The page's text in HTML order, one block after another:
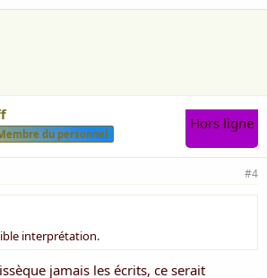
du personnel
Hors ligne
#4
interprétation.
jamais les écrits, ce serait